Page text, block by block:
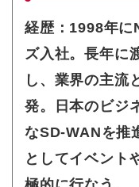
経歴：1998年に
ズ入社。長年に
し、業界の主流
発。日本のビジ
なSD-WANを推
としてイベント